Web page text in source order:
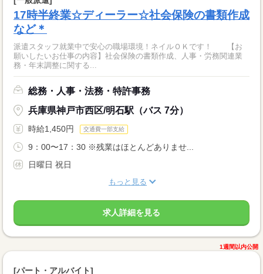
17時半終業☆ディーラー☆社会保険の書類作成
など＊
派遣スタッフ就業中で安心の職場環境！ネイルＯＫです！ 【お
願いしたいお仕事の内容】社会保険の書類作成、人事・労務関連業
務・年末調整に関する...
総務・人事・法務・特許事務
兵庫県神戸市西区/明石駅（バス 7分）
時給1,450円 交通費一部支給
9：00〜17：30 ※残業はほとんどありませ...
日曜日 祝日
もっと見る
求人詳細を見る
1週間以内公開
[パート・アルバイト]